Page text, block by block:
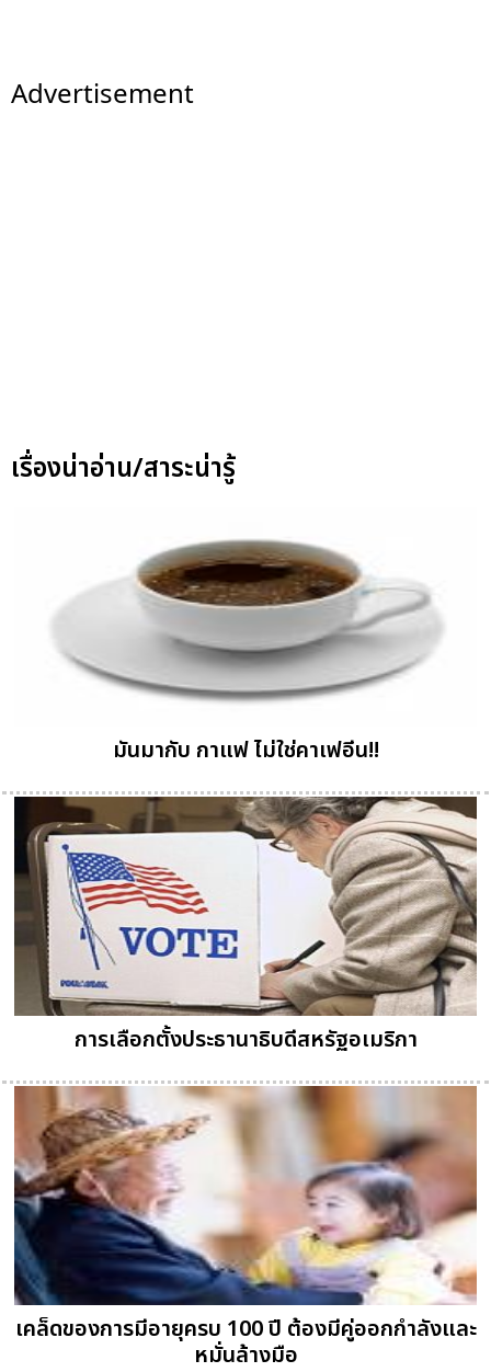
Advertisement
เรื่องน่าอ่าน/สาระน่ารู้
มันมากับ กาแฟ ไม่ใช่คาเฟอีน!!
การเลือกตั้งประธานาธิบดีสหรัฐอเมริกา
เคล็ดของการมีอายุครบ 100 ปี ต้องมีคู่ออกกำลังและ
หมั่นล้างมือ